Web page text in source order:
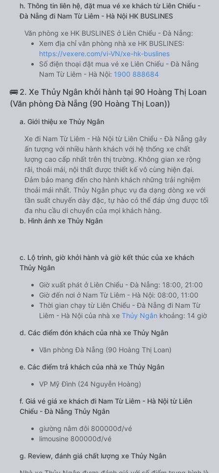
h. Thông tin liên hệ, đặt mua vé xe khách từ Liên Chiểu -
Đà Nẵng đi Nam Từ Liêm - Hà Nội HK BUSLINES
Văn phòng xe HK BUSLINES ở Liên Chiểu - Đà Nẵng:
Xem địa chỉ văn phòng nhà xe HK BUSLINES:
https://vexere.com/vi-VN/xe-hk-buslines
Số điện thoại đặt mua vé xe Liên Chiểu - Đà Nẵng
Nam Từ Liêm - Hà Nội: 1900 888684
🚌 2. Xe Thủy Ngân khởi hành tại 90 Hoàng Thị Loan
(Văn phòng Đà Nẵng (90 Hoàng Thị Loan))
a. Giới thiệu xe Thủy Ngân
Xe đi Nam Từ Liêm - Hà Nội từ Liên Chiểu - Đà Nẵng gây
ấn tượng với nhiều hành khách với hệ thống xe chất
lượng cao cấp nhất trên thị trường. Không gian xe rộng
rãi, thoải mái, nội thất được thiết kế vô cùng hiện đại.
Đảm bảo mang đến cho hành khách những trải nghiệm
thoải mái nhất. Thủy Ngân phục vụ đa dạng dòng xe với
tần suất chuyến dày đặc, tự hào có thể đáp ứng được tối
đa nhu cầu di chuyển của mọi khách hàng.
b. Hình ảnh xe Thủy Ngân
c. Lộ trình, giờ khởi hành và giờ kết thúc của xe khách
Thủy Ngân
Giờ xuất phát ở Liên Chiểu - Đà Nẵng: 18:00, 21:00
Giờ đến nơi ở Nam Từ Liêm - Hà Nội: 08:00, 11:00
Thời gian chạy từ Liên Chiểu - Đà Nẵng đi Nam Từ
Liêm - Hà Nội của nhà xe Thủy Ngân khoảng: 14 giờ
d. Các điểm đón khách của nhà xe Thủy Ngân
Văn phòng Đà Nẵng (90 Hoàng Thị Loan)
e. Các điểm trả khách của nhà xe Thủy Ngân
VP Mỹ Đình (24 Nguyễn Hoàng)
f. Giá vé giá xe khách đi Nam Từ Liêm - Hà Nội từ Liên
Chiểu - Đà Nẵng Thủy Ngân
giường nằm đôi 800000đ/vé
limousine 800000đ/vé
g. Review, đánh giá chất lượng xe Thủy Ngân